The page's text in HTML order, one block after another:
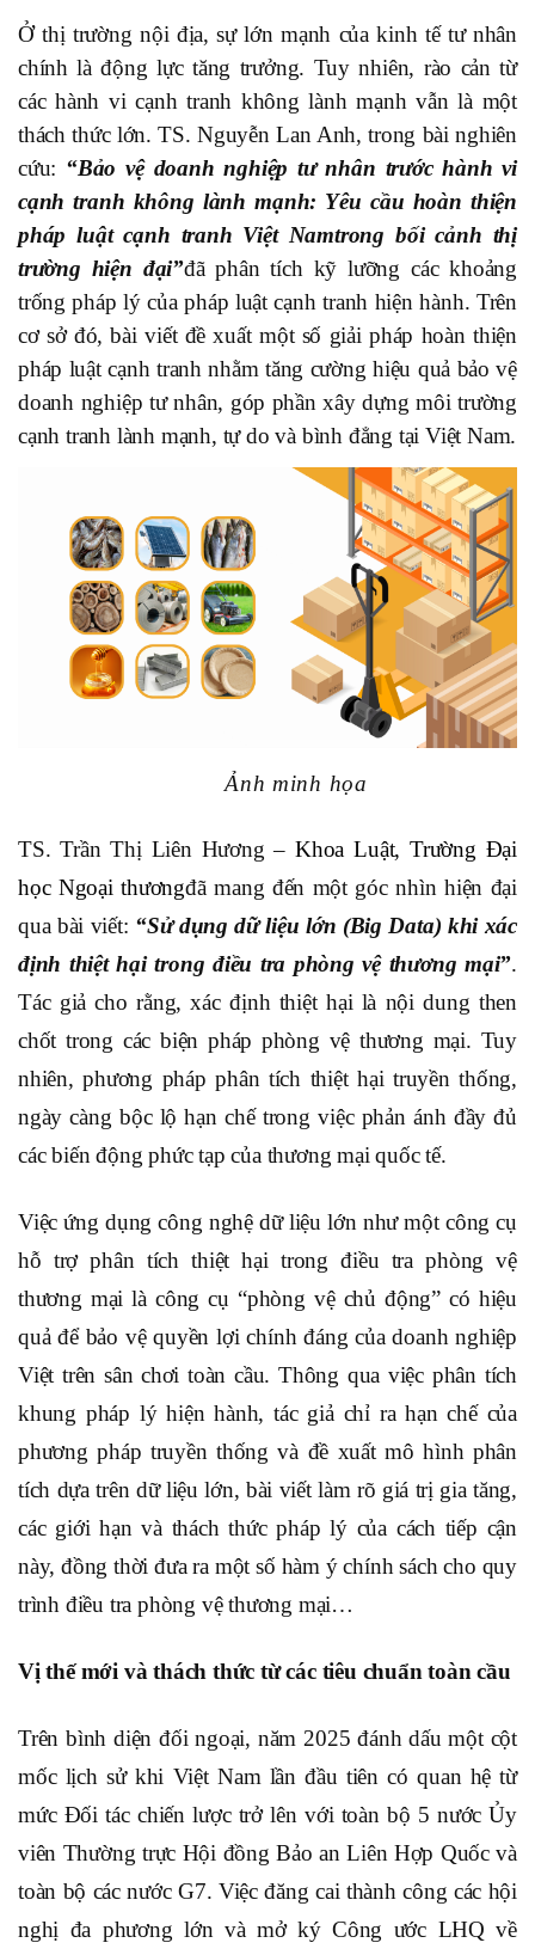
Ở thị trường nội địa, sự lớn mạnh của kinh tế tư nhân
chính là động lực tăng trưởng. Tuy nhiên, rào cản từ
các hành vi cạnh tranh không lành mạnh vẫn là một
thách thức lớn. TS. Nguyễn Lan Anh, trong bài nghiên
cứu: “Bảo vệ doanh nghiệp tư nhân trước hành vi
cạnh tranh không lành mạnh: Yêu cầu hoàn thiện
pháp luật cạnh tranh Việt Namtrong bối cảnh thị
trường hiện đại”đã phân tích kỹ lưỡng các khoảng
trống pháp lýcủa pháp luật cạnh tranh hiện hành. Trên
cơ sở đó, bài viết đề xuất một số giải pháp hoàn thiện
pháp luật cạnh tranh nhằm tăng cường hiệu quả bảo vệ
doanh nghiệp tư nhân, góp phần xây dựng môi trường
cạnh tranh lành mạnh, tự do và bình đẳng tại Việt Nam.
Ảnh minh họa
TS. Trần Thị Liên Hương –Khoa Luật, Trường Đại
học Ngoại thươngđã mang đến một góc nhìn hiện đại
qua bài viết: “Sử dụng dữ liệu lớn (Big Data) khi xác
định thiệt hại trong điều tra phòng vệ thương mại”.
Tác giả cho rằng, xác định thiệt hại là nội dung then
chốt trong các biện pháp phòng vệ thương mại. Tuy
nhiên, phương pháp phân tích thiệt hại truyền thống,
ngày càng bộc lộ hạn chế trong việc phản ánh đầy đủ
các biến động phức tạp của thương mại quốc tế.
Việc ứng dụng công nghệ dữ liệu lớn như một công cụ
hỗ trợ phân tích thiệt hại trong điều tra phòng vệ
thương mại là công cụ “phòng vệ chủ động” có hiệu
quả để bảo vệ quyền lợi chính đáng của doanh nghiệp
Việt trên sân chơi toàn cầu. Thông qua việc phân tích
khung pháp lý hiện hành, tác giả chỉ ra hạn chế của
phương pháp truyền thống và đề xuất mô hình phân
tích dựa trên dữ liệu lớn, bài viết làm rõ giá trị gia tăng,
các giới hạn và thách thức pháp lý của cách tiếp cận
này, đồng thời đưa ra một số hàm ý chính sách cho quy
trình điều tra phòng vệ thương mại…
Vị thế mới và thách thức từ các tiêu chuẩn toàn cầu
Trên bình diện đối ngoại, năm 2025 đánh dấu một cột
mốc lịch sử khi Việt Nam lần đầu tiên có quan hệ từ
mức Đối tác chiến lược trở lên với toàn bộ 5 nước Ủy
viên Thường trực Hội đồng Bảo an Liên Hợp Quốc và
toàn bộ các nước G7. Việc đăng cai thành công các hội
nghị đa phương lớn và mở ký Công ước LHQ về